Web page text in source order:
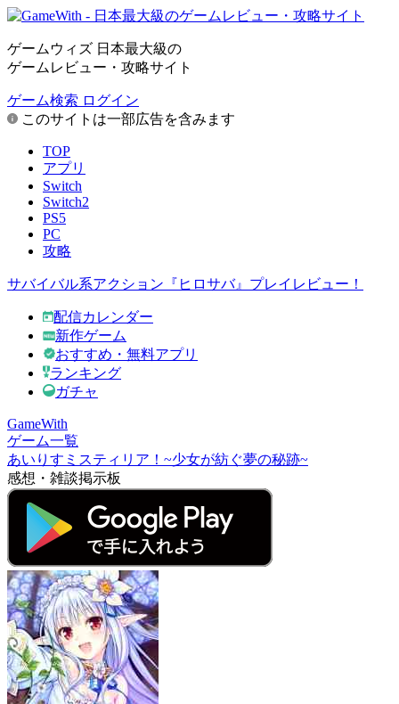
ゲームウィズ 日本最大級の
ゲームレビュー・攻略サイト
ゲーム検索 ログイン
このサイトは一部広告を含みます
TOP
アプリ
Switch
Switch2
PS5
PC
攻略
サバイバル系アクション『ヒロサバ』プレイレビュー！
配信カレンダー
新作ゲーム
おすすめ・無料アプリ
ランキング
ガチャ
GameWith
ゲーム一覧
あいりすミスティリア！~少女が紡ぐ夢の秘跡~
感想・雑談掲示板